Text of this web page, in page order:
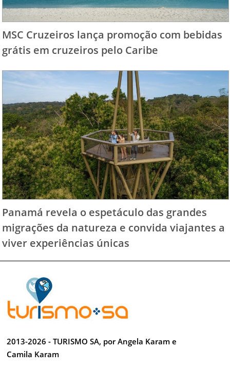
MSC Cruzeiros lança promoção com bebidas
grátis em cruzeiros pelo Caribe
Panamá revela o espetáculo das grandes
migrações da natureza e convida viajantes a
viver experiências únicas
2013-2026 - TURISMO SA, por Angela Karam e
Camila Karam